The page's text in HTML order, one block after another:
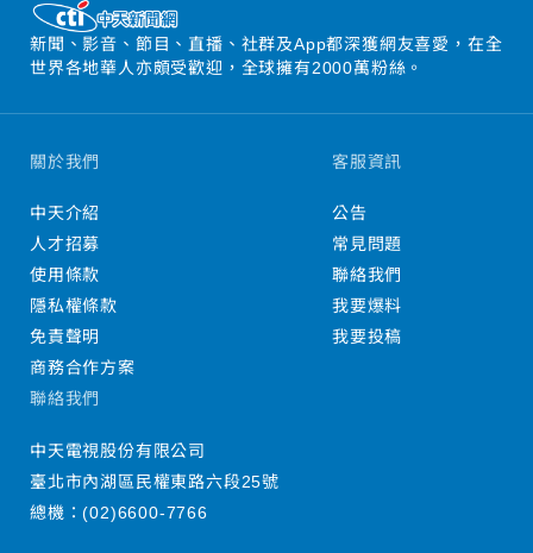
新聞、影音、節目、直播、社群及App都深獲網友喜愛，在全
世界各地華人亦頗受歡迎，全球擁有2000萬粉絲。
關於我們
中天介紹
人才招募
使用條款
隱私權條款
免責聲明
商務合作方案
客服資訊
公告
常見問題
聯絡我們
我要爆料
我要投稿
聯絡我們
中天電視股份有限公司
臺北市內湖區民權東路六段25號
總機：(02)6600-7766